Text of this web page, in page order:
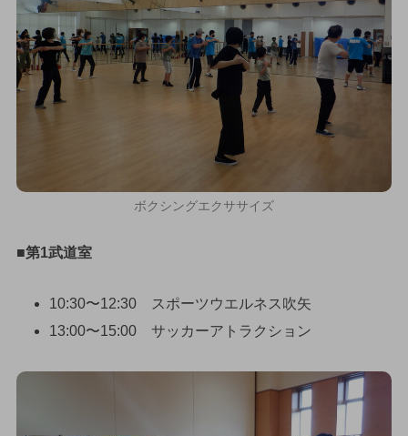
ボクシングエクササイズ
■第1武道室
10:30〜12:30 スポーツウエルネス吹矢
13:00〜15:00 サッカーアトラクション